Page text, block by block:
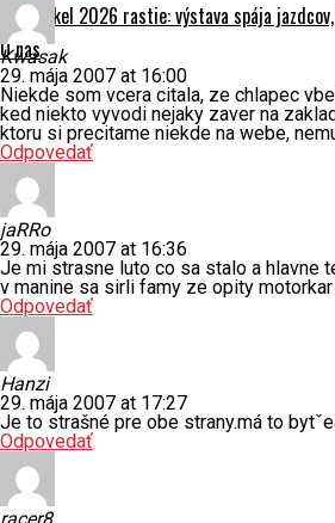
Motocykel 2026 rastie: výstava spája
O nás
Kwasak
29. mája 2007 at 16:00
Niekde som vcera citala, ze chlapec
ked niekto vyvodi nejaky zaver na
ktoru si precitame niekde na webe,
Odpovedať
jaRRo
29. mája 2007 at 16:36
Je mi strasne luto co sa stalo a hlavne
v manine sa sirli famy ze opity
Odpovedať
Hanzi
29. mája 2007 at 17:27
Je to strašné pre obe strany.má to
Odpovedať